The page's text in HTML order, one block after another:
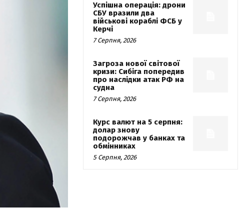
Успішна операція: дрони
СБУ вразили два
військові кораблі ФСБ у
Керчі
7 Серпня, 2026
Загроза нової світової
кризи: Сибіга попередив
про наслідки атак РФ на
судна
7 Серпня, 2026
Курс валют на 5 серпня:
долар знову
подорожчав у банках та
обмінниках
5 Серпня, 2026